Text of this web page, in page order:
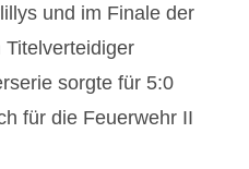
und im Finale der
sorgte für 5:0
für die Feuerwehr II